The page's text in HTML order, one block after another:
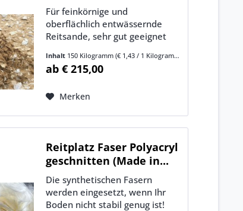
Für feinkörnige und
oberflächlich entwässernde
Reitsande, sehr gut geeignet
Dressur. Mischung mintgrün
(verschiedene Farbtöne), für
Scherfestigkeit. Allgemein: Die
Inhalt 150 Kilogramm(€ 1,43 / 1 Kilogramm)
ab € 215,00
Merken
Reitplatz Faser Polyacryl
geschnitten (Made in...
Die synthetischen Fasern
werden eingesetzt, wenn Ihr
Boden nicht stabil genug ist!